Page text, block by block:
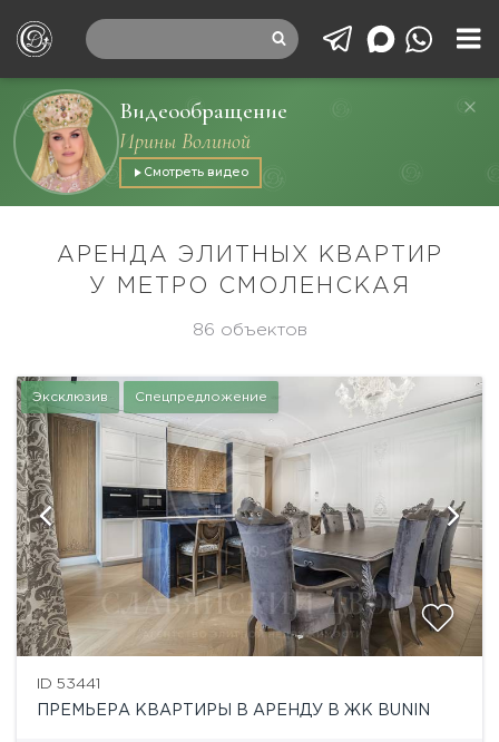
Видеообращение
Ирины Волиной
Смотреть видео
АРЕНДА ЭЛИТНЫХ КВАРТИР
У МЕТРО СМОЛЕНСКАЯ
86 объектов
Эксклюзив Спецпредложение
ID 53441
ПРЕМЬЕРА КВАРТИРЫ В АРЕНДУ В ЖК BUNIN